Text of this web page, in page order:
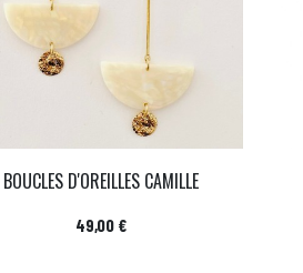
BOUCLES D'OREILLES CAMILLE
Prix
49,00 €